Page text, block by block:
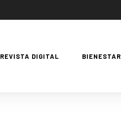
REVISTA DIGITAL BIENESTAR